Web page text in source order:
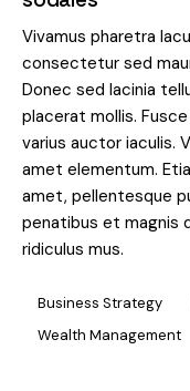
Vivamus pharetra
consectetur sed
Donec sed lacinia
placerat mollis.
varius auctor iaculis.
amet elementum.
amet, pellentesque
penatibus et magnis
ridiculus mus.
Business Strategy
Wealth Management